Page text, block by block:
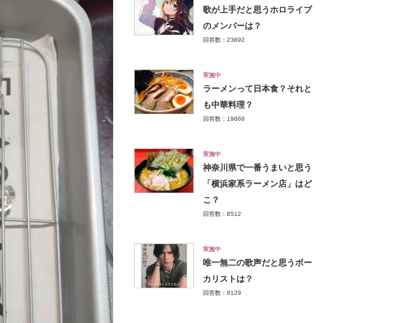
歌が上手だと思うホロライブ
のメンバーは？
回答数：23892
実施中
ラーメンって日本食？それと
も中華料理？
回答数：19668
実施中
神奈川県で一番うまいと思う
「横浜家系ラーメン店」はど
こ？
回答数：8512
実施中
唯一無二の歌声だと思うボー
カリストは？
回答数：8129